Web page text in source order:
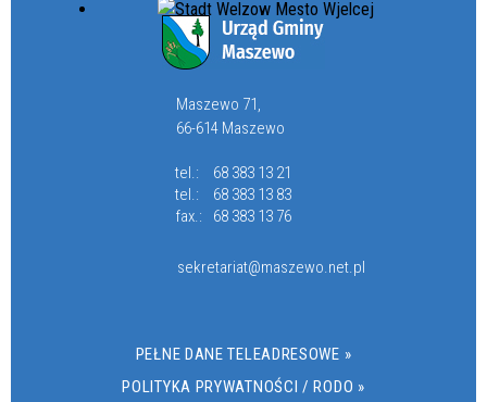
Maszewo 71,
66-614 Maszewo
tel.:
68 383 13 21
tel.:
68 383 13 83
fax.:
68 383 13 76
sekretariat@maszewo.net.pl
PEŁNE DANE TELEADRESOWE »
POLITYKA PRYWATNOŚCI / RODO »